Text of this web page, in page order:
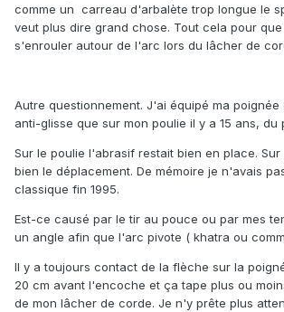
comme un carreau d'arbalète trop longue le
veut plus dire grand chose. Tout cela pour
s'enrouler autour de l'arc lors du lâcher de
Autre questionnement. J'ai équipé ma poignée
anti-glisse que sur mon poulie il y a 15 ans, du
Sur le poulie l'abrasif restait bien en place.
bien le déplacement. De mémoire je n'avais
classique fin 1995.
Est-ce causé par le tir au pouce ou par mes
un angle afin que l'arc pivote ( khatra ou
Il y a toujours contact de la flèche sur la
20 cm avant l'encoche et ça tape plus ou
de mon lâcher de corde. Je n'y prête plus